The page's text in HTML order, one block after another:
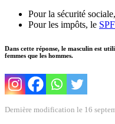
Pour la sécurité
Pour les impôts, le
Dans cette réponse, le masculin est
femmes que les hommes.
Dernière modification le 16